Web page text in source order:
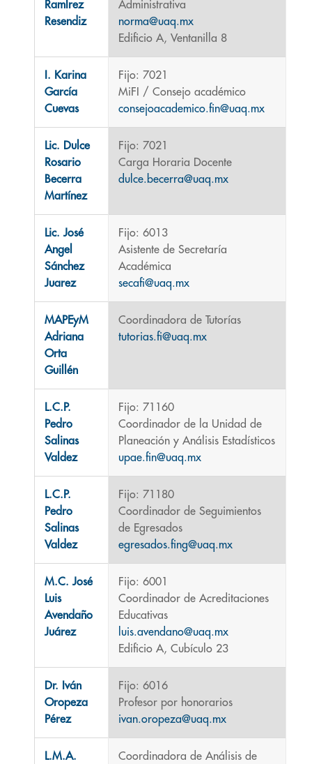
RamÍrez
Resendiz
Administrativa
norma@uaq.mx
Edificio A, Ventanilla 8
I. Karina
García
Cuevas
Fijo: 7021
MiFI / Consejo académico
consejoacademico.fin@uaq.mx
Lic. Dulce
Rosario
Becerra
Martínez
Fijo: 7021
Carga Horaria Docente
dulce.becerra@uaq.mx
Lic. José
Angel
Sánchez
Juarez
Fijo: 6013
Asistente de Secretaría
Académica
secafi@uaq.mx
MAPEyM
Adriana
Orta
Guillén
Coordinadora de Tutorías
tutorias.fi@uaq.mx
L.C.P.
Pedro
Salinas
Valdez
Fijo: 71160
Coordinador de la Unidad de
Planeación y Análisis Estadísticos
upae.fin@uaq.mx
L.C.P.
Pedro
Salinas
Valdez
Fijo: 71180
Coordinador de Seguimientos
de Egresados
egresados.fing@uaq.mx
M.C. José
Luis
Avendaño
Juárez
Fijo: 6001
Coordinador de Acreditaciones
Educativas
luis.avendano@uaq.mx
Edificio A, Cubículo 23
Dr. Iván
Oropeza
Pérez
Fijo: 6016
Profesor por honorarios
ivan.oropeza@uaq.mx
L.M.A.
Coordinadora de Análisis de